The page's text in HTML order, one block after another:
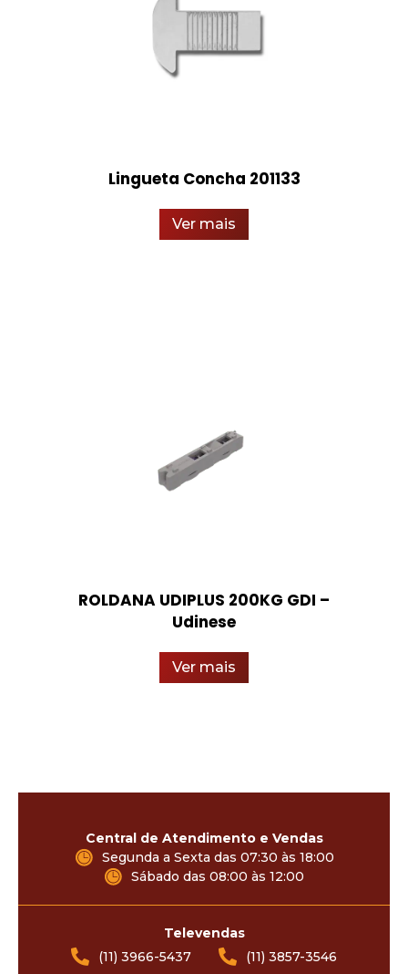
Lingueta Concha 201133
Ver mais
ROLDANA UDIPLUS 200KG GDI –
Udinese
Ver mais
Central de Atendimento e Vendas
Segunda a Sexta das 07:30 às 18:00
Sábado das 08:00 às 12:00
Televendas
(11) 3966-5437
(11) 3857-3546